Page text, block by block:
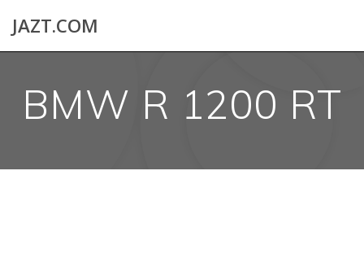
JAZT.COM
BMW R 1200 RT